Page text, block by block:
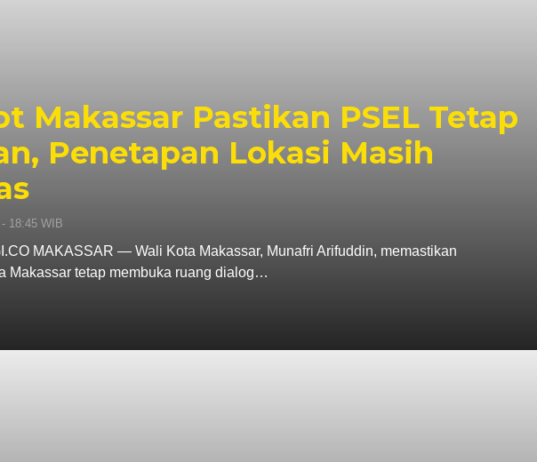
Makassar Pastikan PSEL Tetap
Penetapan Lokasi Masih
18:45 WIB
MAKASSAR — Wali Kota Makassar, Munafri Arifuddin, memastikan
Makassar tetap membuka ruang dialog…